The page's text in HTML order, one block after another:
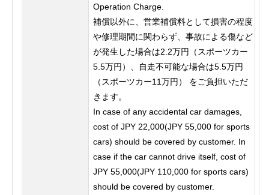
Operation Charge.
補償以外に、営業補償料として損害の程度
や修理期間に関わらず、事故による傷など
が発生した場合は2.2万円（スポーツカー
5.5万円）、自走不可能な場合は5.5万円
（スポーツカー11万円） をご負担いただ
きます。
In case of any accidental car damages,
cost of JPY 22,000(JPY 55,000 for sports
cars) should be covered by customer. In
case if the car cannot drive itself, cost of
JPY 55,000(JPY 110,000 for sports cars)
should be covered by customer.